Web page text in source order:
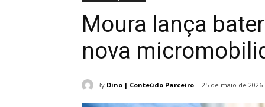
Moura lança
nova
By Dino | Conteúdo Parceiro 25 de maio de 2026